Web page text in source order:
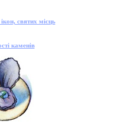
святих місць
каменів